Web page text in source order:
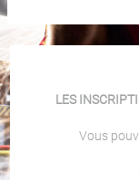
LES
Vous